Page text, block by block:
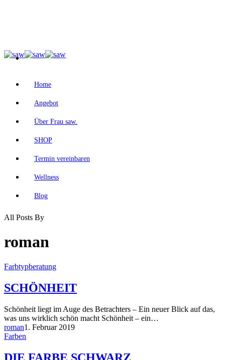
Home
Angebot
Über Frau saw.
SHOP
Termin vereinbaren
Wellness
Blog
All Posts By
roman
Farbtypberatung
SCHÖNHEIT
Schönheit liegt im Auge des Betrachters – Ein neuer Blick auf das,
was uns wirklich schön macht Schönheit – ein…
roman1. Februar 2019
Farben
DIE FARBE SCHWARZ